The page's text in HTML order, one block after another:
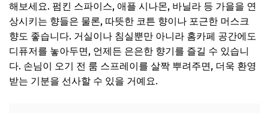
해보세요. 펌킨 스파이스, 애플 시나몬, 바닐라 등 가을을 연
상시키는 향들은 물론, 따뜻한 코튼 향이나 포근한 머스크
향도 좋습니다. 거실이나 침실뿐만 아니라 홈카페 공간에도
디퓨저를 놓아두면, 언제든 은은한 향기를 즐길 수 있습니
다. 손님이 오기 전 룸 스프레이를 살짝 뿌려주면, 더욱 환영
받는 기분을 선사할 수 있을 거예요.